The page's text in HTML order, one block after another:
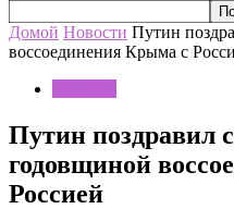
Домой Новости Путин
воссоединения Крыма с
Путин поздравил
годовщиной
Россией